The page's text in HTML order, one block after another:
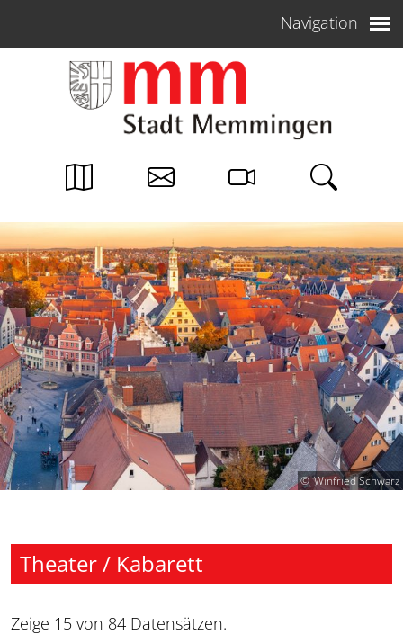
Navigation
Winfried Schwarz
Theater / Kabarett
Zeige 15 von 84 Datensätzen.